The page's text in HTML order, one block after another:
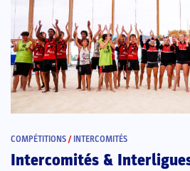
COMPÉTITIONS / INTERCOMITÉS
Intercomités &